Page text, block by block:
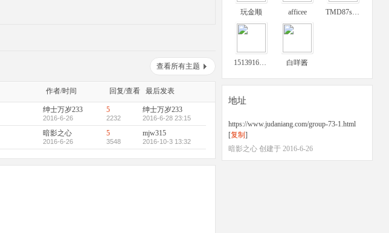
查看所有主题
作者/时间 回复/查看 最后发表
绅士万岁233
2016-6-26
5
2232
绅士万岁233
2016-6-28 23:15
暗影之心
2016-6-26
5
3548
mjw315
2016-10-3 13:32
玩金顺 afficee TMD87sb87
15139168920 白咩酱
地址
https://www.judaniang.com/group-73-1.html
[复制]
暗影之心 创建于 2016-6-26